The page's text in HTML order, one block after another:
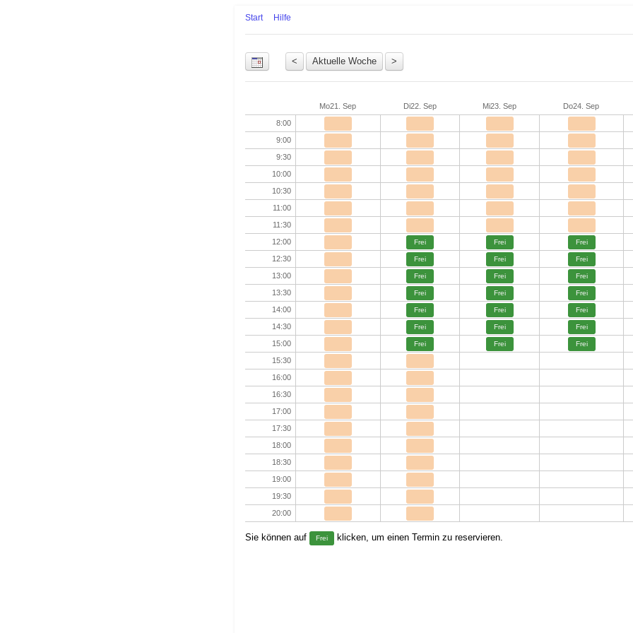
Start Hilfe
Mo21. Sep Di22. Sep Mi23. Sep Do24. Sep
8:00
9:00
9:30
10:00
10:30
11:00
11:30
12:00
Frei Frei Frei
12:30 Frei Frei Frei
13:00 Frei Frei Frei
13:30 Frei Frei Frei
14:00 Frei Frei Frei
14:30 Frei Frei Frei
15:00 Frei Frei Frei
15:30
16:00
16:30
17:00
17:30
18:00
18:30
19:00
19:30
20:00
Sie können auf Frei klicken, um einen Termin zu reservieren.